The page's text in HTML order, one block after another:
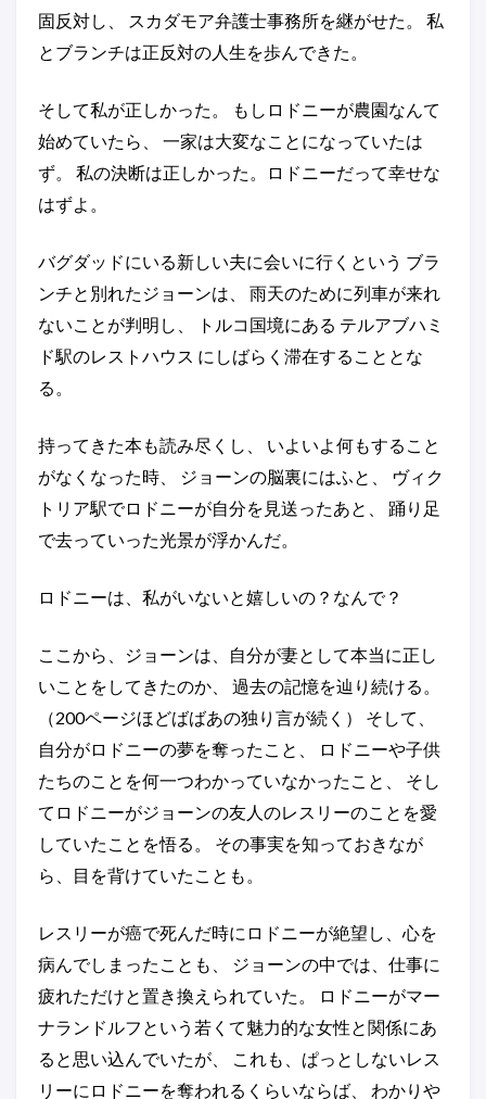
固反対し、 スカダモア弁護士事務所を継がせた。 私
とブランチは正反対の人生を歩んできた。
そして私が正しかった。 もしロドニーが農園なんて
始めていたら、 一家は大変なことになっていたは
ず。 私の決断は正しかった。ロドニーだって幸せな
はずよ。
バグダッドにいる新しい夫に会いに行くという ブラ
ンチと別れたジョーンは、 雨天のために列車が来れ
ないことが判明し、 トルコ国境にある テルアブハミ
ド駅のレストハウス にしばらく滞在することとな
る。
持ってきた本も読み尽くし、 いよいよ何もすること
がなくなった時、 ジョーンの脳裏にはふと、 ヴィク
トリア駅でロドニーが自分を見送ったあと、 踊り足
で去っていった光景が浮かんだ。
ロドニーは、私がいないと嬉しいの？なんで？
ここから、ジョーンは、自分が妻として本当に正し
いことをしてきたのか、 過去の記憶を辿り続ける。
（200ページほどばばあの独り言が続く） そして、
自分がロドニーの夢を奪ったこと、 ロドニーや子供
たちのことを何一つわかっていなかったこと、 そし
てロドニーがジョーンの友人のレスリーのことを愛
していたことを悟る。 その事実を知っておきなが
ら、目を背けていたことも。
レスリーが癌で死んだ時にロドニーが絶望し、心を
病んでしまったことも、 ジョーンの中では、仕事に
疲れただけと置き換えられていた。 ロドニーがマー
ナランドルフという若くて魅力的な女性と関係にあ
ると思い込んでいたが、 これも、ぱっとしないレス
リーにロドニーを奪われるくらいならば、 わかりや